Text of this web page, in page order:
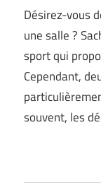
Désirez-vous
une salle ?
sport qui
Cependant,
souvent, les